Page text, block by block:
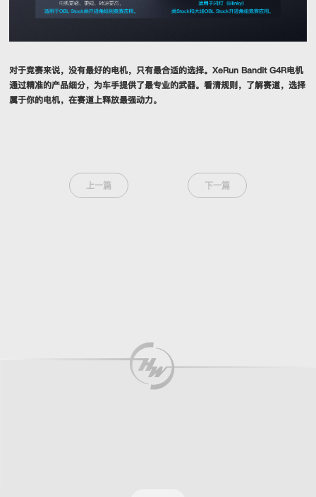
对于竞赛来说，没有最好的电机，只有最合适的选择。XeRun Bandit G4R电机
通过精准的产品细分，为车手提供了最专业的武器。看清规则，了解赛道，选择
属于你的电机，在赛道上释放最强动力。
上一篇 下一篇